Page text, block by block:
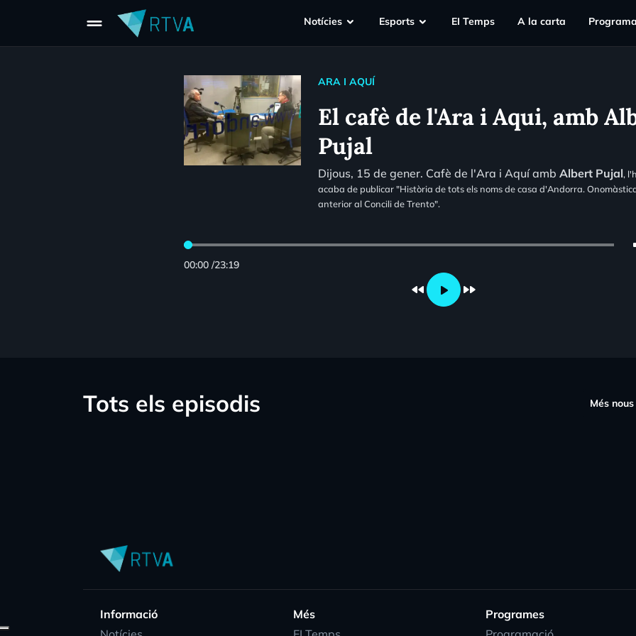
drag_handle Notícies Esports EI Temps A la carta
ARA I AQUÍ
El cafè de l'Ara i Aqui, amb
Pujal
Dijous, 15 de gener. Cafè de l'Ara i Aquí amb Albert Pujal,
acaba de publicar "Història de tots els noms de casa d'Andorra.
anterior al Concili de Trento".
00:00/23:19
fast_rewind play_arrow fast_forward
Tots els episodis Més nous
Informació
Més
Programes